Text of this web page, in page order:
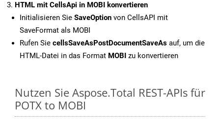
HTML mit CellsApi in MOBI konvertieren
Initialisieren Sie SaveOption von CellsAPI mit
SaveFormat als MOBI
Rufen Sie cellsSaveAsPostDocumentSaveAs auf, um die
HTML-Datei in das Format MOBI zu konvertieren
Nutzen Sie Aspose.Total REST-APIs für
POTX to MOBI